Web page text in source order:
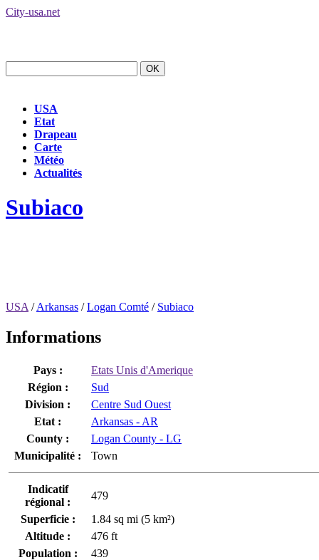
City-usa.net
USA
Etat
Drapeau
Carte
Météo
Actualités
Subiaco
USA /Arkansas /Logan Comté / Subiaco
Informations
Pays :
Etats Unis d'Amerique
Région :
Sud
Division :
Centre Sud Ouest
Etat :
Arkansas - AR
County :
Logan County - LG
Municipalité :
Town
Indicatif
régional :
479
Superficie :
1.84 sq mi (5 km²)
Altitude :
476 ft
Population :
439